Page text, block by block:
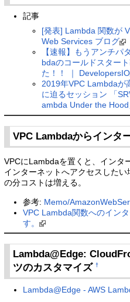
記事
[発表] Lambda 関数が
Web Services ブログ
【速報】もうアンチパ
bdaのコールドスター
た！！ ｜ DevelopersIO
2019年VPC Lambdaが
に迫るセッション 「
ambda Under the
VPC Lambdaからインタ
VPCにLambdaを置くと、インタ
インターネットへアクセスした
の分コストは増える。
参考: Memo/
VPC Lambda関数へのイン
す。
Lambda@Edge:
ツのカスタマイズ†
Lambda@Edge - AWS